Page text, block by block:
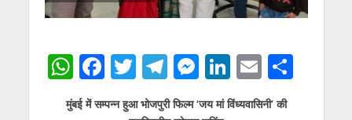
W
h
F
ac
T
w
T
el
M
e
Li
n
E
m
S
मुंबई में सम्पन्न हुआ भोजपुरी फिल्‍म ‘जय मां विंध्‍यवासिनी’ की